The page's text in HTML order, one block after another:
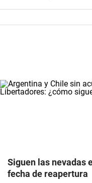
Siguen las nevadas
fecha de reapertura